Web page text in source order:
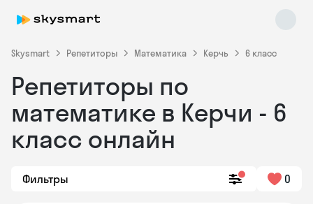
Skysmart Репетиторы Математика Керчь 6 класс
Репетиторы по
математике в Керчи - 6
класс онлайн
Фильтры 0
Skysmart Chat